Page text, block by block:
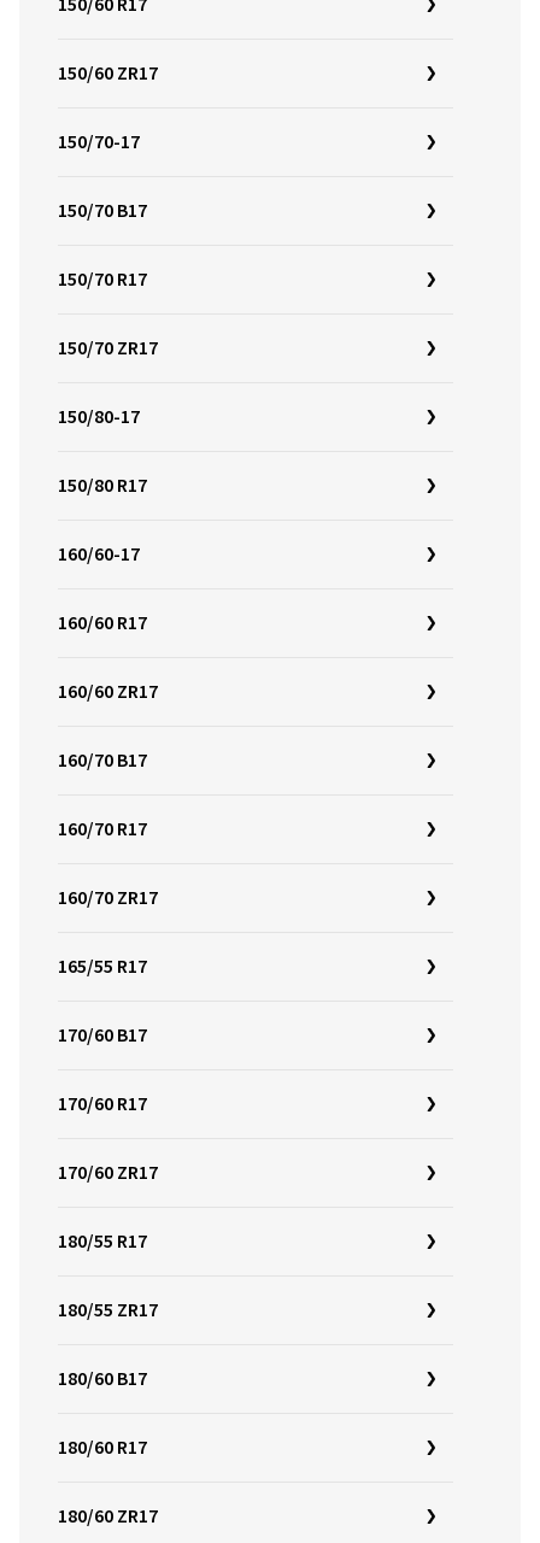
150/60 ZR17
150/70-17
150/70 B17
150/70 R17
150/70 ZR17
150/80-17
150/80 R17
160/60-17
160/60 R17
160/60 ZR17
160/70 B17
160/70 R17
160/70 ZR17
165/55 R17
170/60 B17
170/60 R17
170/60 ZR17
180/55 R17
180/55 ZR17
180/60 B17
180/60 R17
180/60 ZR17